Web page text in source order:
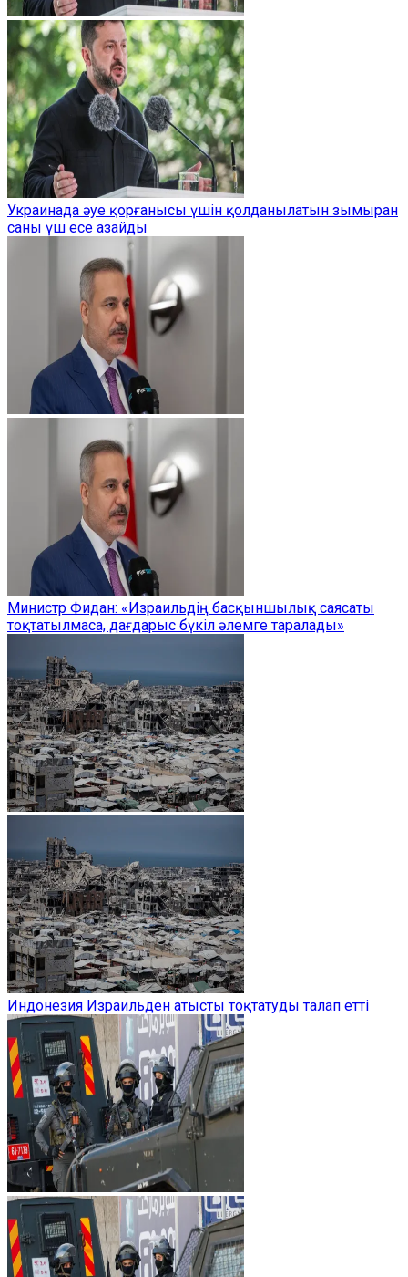
Украинада әуе қорғанысы үшін қолданылатын зымыран
саны үш есе азайды
Министр Фидан: «Израильдің басқыншылық саясаты
тоқтатылмаса, дағдарыс бүкіл әлемге таралады»
Индонезия Израильден атысты тоқтатуды талап етті